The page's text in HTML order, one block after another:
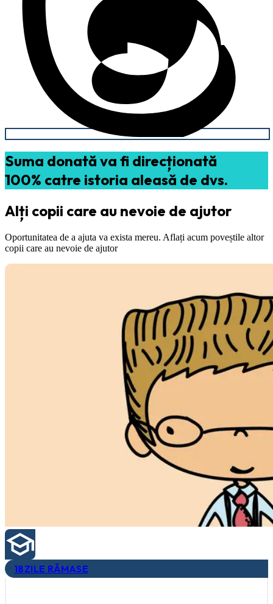
Suma donată va fi direcționată
100% catre istoria aleasă de dvs.
Alți copii care au nevoie de ajutor
Oportunitatea de a ajuta va exista mereu. Aflați acum poveștile altor
copii care au nevoie de ajutor
18ZILE RĂMASE